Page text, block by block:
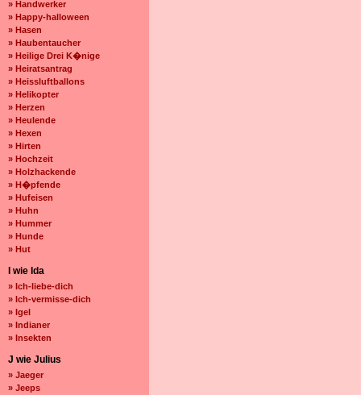
» Handwerker
» Happy-halloween
» Hasen
» Haubentaucher
» Heilige Drei K�nige
» Heiratsantrag
» Heissluftballons
» Helikopter
» Herzen
» Heulende
» Hexen
» Hirten
» Hochzeit
» Holzhackende
» H�pfende
» Hufeisen
» Huhn
» Hummer
» Hunde
» Hut
I wie Ida
» Ich-liebe-dich
» Ich-vermisse-dich
» Igel
» Indianer
» Insekten
J wie Julius
» Jaeger
» Jeeps